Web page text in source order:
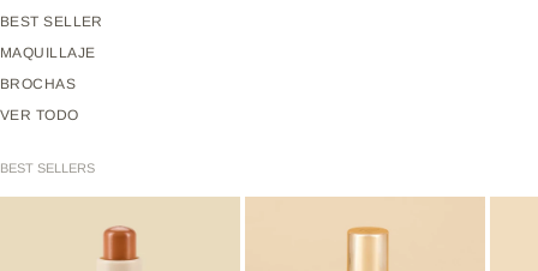
BEST SELLER
MAQUILLAJE
BROCHAS
VER TODO
BEST SELLERS